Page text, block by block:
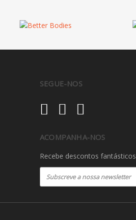
SEGUE-NOS
ACOMPANHA-NOS
Recebe descontos fantásticos